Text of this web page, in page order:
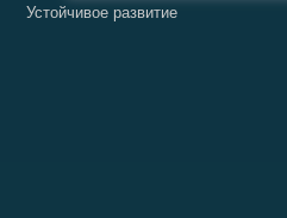
Устойчивое развитие